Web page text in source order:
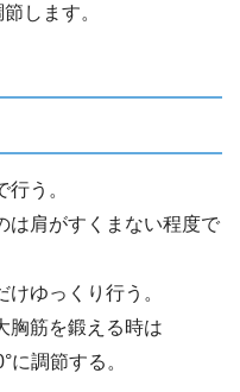
します。
う。
は肩がすくまない程度で
けゆっくり行う。
胸筋を鍛える時は
に調節する。